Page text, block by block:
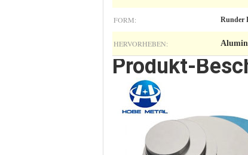
FORM: Runder
HERVORHEBEN:
Produkt-